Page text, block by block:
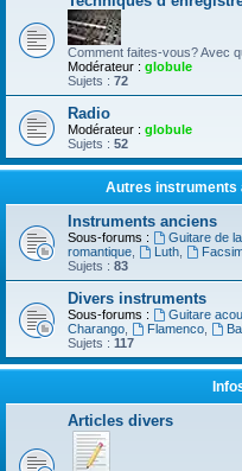
Comment faites-vous? Avec
Modérateur : globule
Sujets : 72
Radio
Modérateur : globule
Sujets : 52
Autres instruments
Instruments anciens
Sous-forums : Guitare de
romantique
Luth,
Sujets : 83
Divers instruments
Sous-forums : Guitare
Charango
Flamenco,
Sujets : 117
Articles divers